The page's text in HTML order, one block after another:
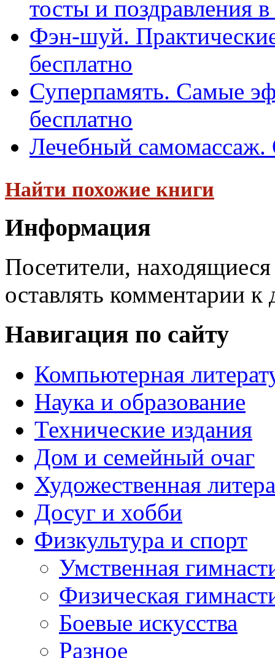
тосты и поздравления в
Фэн-шуй.
бесплатно
Суперпамять. Самые
бесплатно
Лечебный самомассаж.
Найти похожие книги
Информация
Посетители,
оставлять комментарии к
Навигация по сайту
Компьютерная
Наука и образование
Технические издания
Дом и семейный очаг
Художественная
Досуг и хобби
Физкультура и спорт
Умственная
Физическая
Боевые искусства
Разное